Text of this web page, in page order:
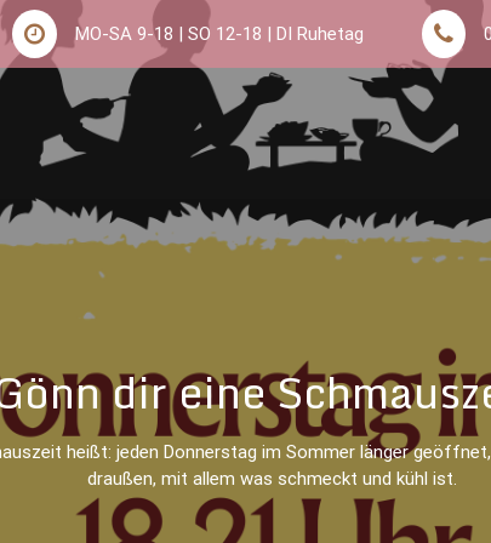
MO-SA 9-18 | SO 12-18 | DI Ruhetag
– Frühstück,
dir eine
heißt: jeden Donnerstag im Sommer länger
draußen, mit allem was schmeckt und kühl ist.